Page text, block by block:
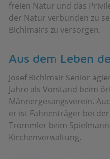
freien Natur und das
der Natur verbunden zu
Bichlmairs zu versorgen.
Aus dem Leben
Josef Bichlmair Senior
Jahre als Vorstand beim
Männergesangsverein.
er ist Fahnenträger bei
Trommler beim
Kirchenverwaltung.